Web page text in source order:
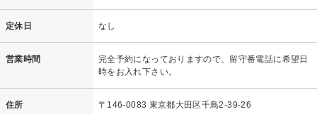
定休日 なし
営業時間
完全予約になっておりますので、留守番電話に希望日
時をお入れ下さい。
住所 〒146-0083 東京都大田区千鳥2-39-26